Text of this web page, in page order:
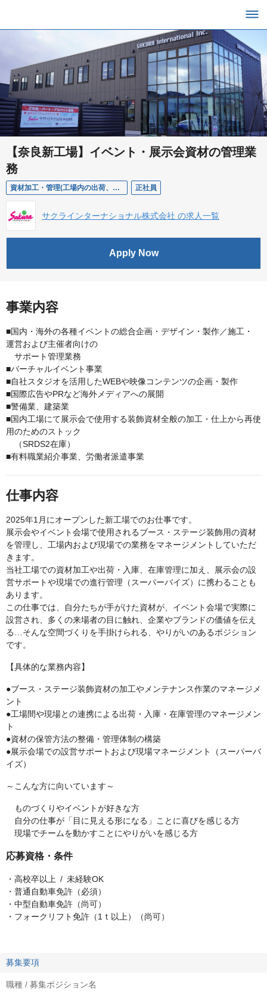
【奈良新工場】イベント・展示会資材の管理業
務
資材加工・管理(工場内の出荷、メンテナンス、イベント会場での資材管理) 正社員
サクラインターナショナル株式会社 の求人一覧
Apply Now
事業内容
■国内・海外の各種イベントの総合企画・デザイン・製作／施工・
運営および主催者向けの
サポート管理業務
■バーチャルイベント事業
■自社スタジオを活用したWEBや映像コンテンツの企画・製作
■国際広告やPRなど海外メディアへの展開
■警備業、建築業
■国内工場にて展示会で使用する装飾資材全般の加工・仕上から再使
用のためのストック
（SRDS2在庫）
■有料職業紹介事業、労働者派遣事業
仕事内容
2025年1月にオープンした新工場でのお仕事です。
展示会やイベント会場で使用されるブース・ステージ装飾用の資材
を管理し、工場内および現場での業務をマネージメントしていただ
きます。
当社工場での資材加工や出荷・入庫、在庫管理に加え、展示会の設
営サポートや現場での進行管理（スーパーバイズ）に携わることも
あります。
この仕事では、自分たちが手がけた資材が、イベント会場で実際に
設営され、多くの来場者の目に触れ、企業やブランドの価値を伝え
る…そんな空間づくりを手掛けられる、やりがいのあるポジション
です。
【具体的な業務内容】
●ブース・ステージ装飾資材の加工やメンテナンス作業のマネージメ
ント
●工場間や現場との連携による出荷・入庫・在庫管理のマネージメン
ト
●資材の保管方法の整備・管理体制の構築
●展示会場での設営サポートおよび現場マネージメント（スーパーバ
イズ）
～こんな方に向いています～
ものづくりやイベントが好きな方
自分の仕事が「目に見える形になる」ことに喜びを感じる方
現場でチームを動かすことにやりがいを感じる方
応募資格・条件
・高校卒以上 / 未経験OK
・普通自動車免許（必須）
・中型自動車免許（尚可）
・フォークリフト免許（1ｔ以上）（尚可）
募集要項
職種 / 募集ポジション名